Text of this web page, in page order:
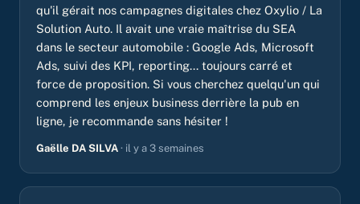
qu'il gérait nos campagnes digitales chez Oxylio / La
Solution Auto. Il avait une vraie maîtrise du SEA
dans le secteur automobile : Google Ads, Microsoft
Ads, suivi des KPI, reporting... toujours carré et
force de proposition. Si vous cherchez quelqu'un qui
comprend les enjeux business derrière la pub en
ligne, je recommande sans hésiter !
Gaëlle DA SILVA · il y a 3 semaines